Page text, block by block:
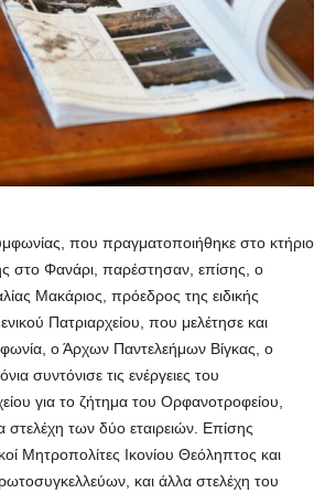
που πραγματοποιήθηκε στο κτήριο
στο Φανάρι, παρέστησαν, επίσης, ο
Μακάριος, πρόεδρος της ειδικής
Πατριαρχείου, που μελέτησε και
ο Άρχων Παντελεήμων Βίγκας, ο
συντόνισε τις ενέργειες του
για το ζήτημα του Ορφανοτροφείου,
των δύο εταιρειών. Επίσης
Μητροπολίτες Ικονίου Θεόληπτος και
και άλλα στελέχη του